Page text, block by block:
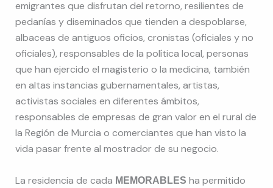
emigrantes que disfrutan del retorno, resilientes de
pedanías y diseminados que tienden a despoblarse,
albaceas de antiguos oficios, cronistas (oficiales y no
oficiales), responsables de la política local, personas
que han ejercido el magisterio o la medicina, también
en altas instancias gubernamentales, artistas,
activistas sociales en diferentes ámbitos,
responsables de empresas de gran valor en el rural de
la Región de Murcia o comerciantes que han visto la
vida pasar frente al mostrador de su negocio.
La residencia de cada MEMORABLES ha permitido